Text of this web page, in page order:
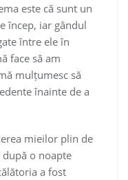
este că sunt un
încep, iar gândul
între ele în
face să am
mulțumesc să
înainte de a
mieilor plin de
după o noapte
a fost